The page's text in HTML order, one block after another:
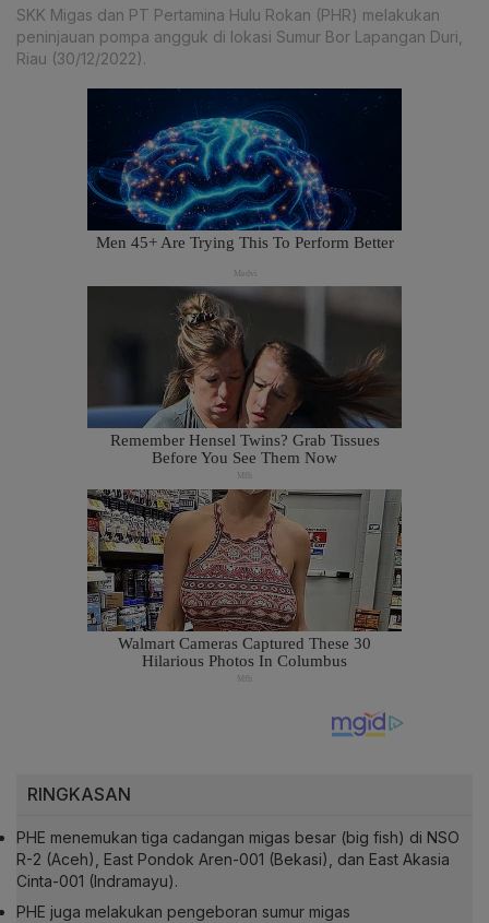
SKK Migas dan PT Pertamina Hulu Rokan (PHR) melakukan
peninjauan pompa angguk di lokasi Sumur Bor Lapangan Duri,
Riau (30/12/2022).
RINGKASAN
PHE menemukan tiga cadangan migas besar (big fish) di NSO
R-2 (Aceh), East Pondok Aren-001 (Bekasi), dan East Akasia
Cinta-001 (Indramayu).
PHE juga melakukan pengeboran sumur migas